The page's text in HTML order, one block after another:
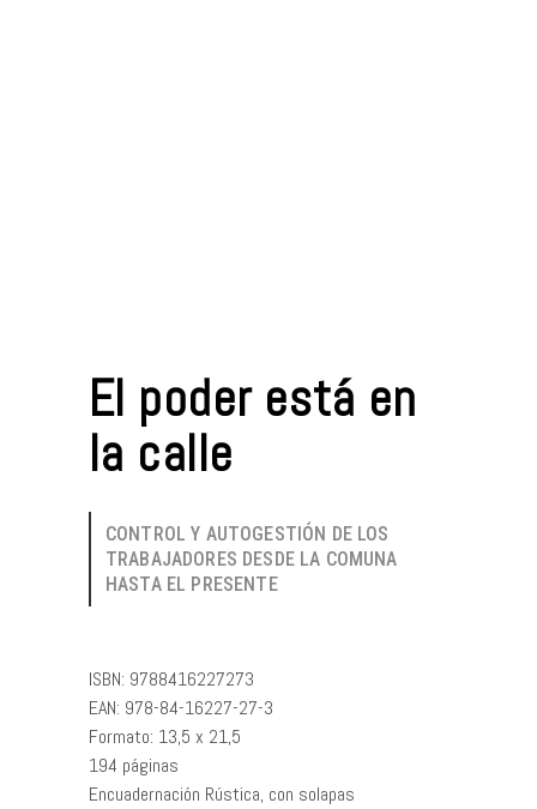
El poder está en
la calle
CONTROL Y AUTOGESTIÓN DE LOS
TRABAJADORES DESDE LA COMUNA
HASTA EL PRESENTE
ISBN: 9788416227273
EAN: 978-84-16227-27-3
Formato: 13,5 x 21,5
194 páginas
Encuadernación Rústica, con solapas